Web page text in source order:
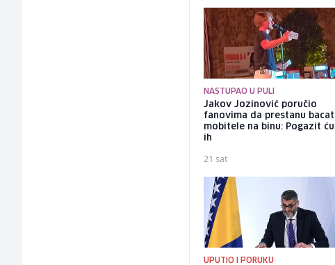
NASTUPAO U PULI
Jakov Jozinović poručio
fanovima da prestanu bacati
mobitele na binu: Pogazit ću
ih
21 sat
UPUTIO I PORUKU